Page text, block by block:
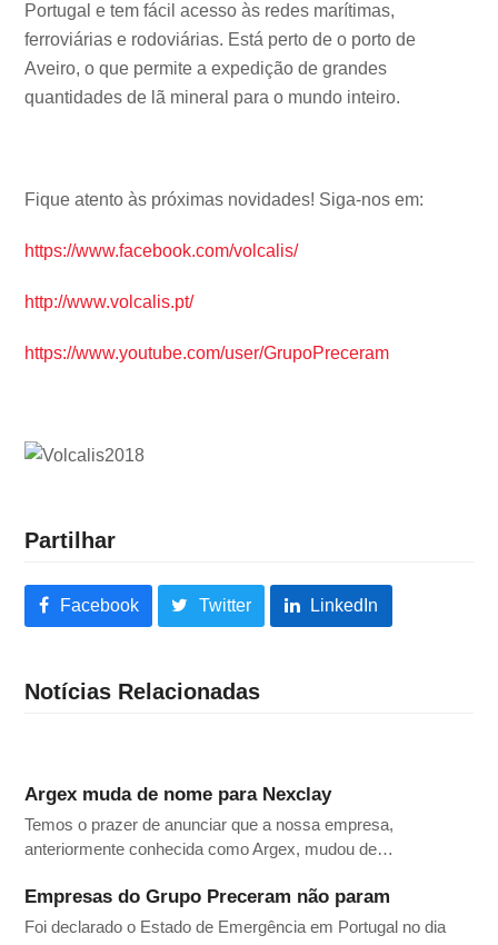
Portugal e tem fácil acesso às redes marítimas,
ferroviárias e rodoviárias. Está perto de o porto de
Aveiro, o que permite a expedição de grandes
quantidades de lã mineral para o mundo inteiro.
Fique atento às próximas novidades! Siga-nos em:
https://www.facebook.com/volcalis/
http://www.volcalis.pt/
https://www.youtube.com/user/GrupoPreceram
Partilhar
Facebook Twitter LinkedIn
Notícias Relacionadas
Argex muda de nome para Nexclay
Temos o prazer de anunciar que a nossa empresa,
anteriormente conhecida como Argex, mudou de…
Empresas do Grupo Preceram não param
Foi declarado o Estado de Emergência em Portugal no dia